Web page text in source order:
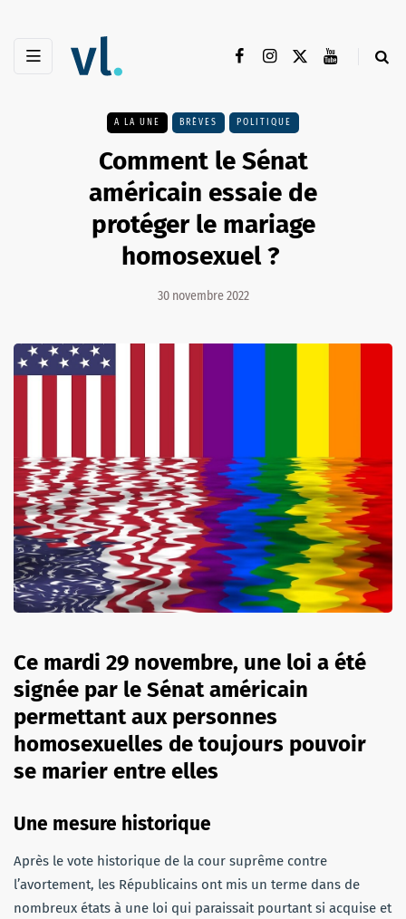
A LA UNE BRÈVES POLITIQUE
Comment le Sénat
américain essaie de
protéger le mariage
homosexuel ?
30 novembre 2022
Ce mardi 29 novembre, une loi a été
signée par le Sénat américain
permettant aux personnes
homosexuelles de toujours pouvoir
se marier entre elles
Une mesure historique
Après le vote historique de la cour suprême contre
l’avortement, les Républicains ont mis un terme dans de
nombreux états à une loi qui paraissait pourtant si acquise et